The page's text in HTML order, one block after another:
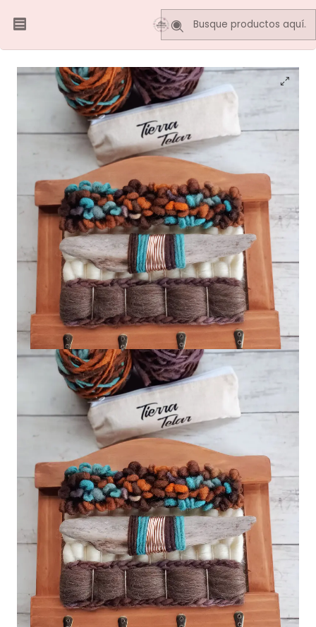
Telares Decorativos Porta llaves Telar
Telar Porta Llaves